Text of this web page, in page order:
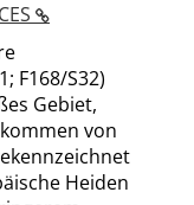
F168/S32)
Gebiet,
von
Heiden